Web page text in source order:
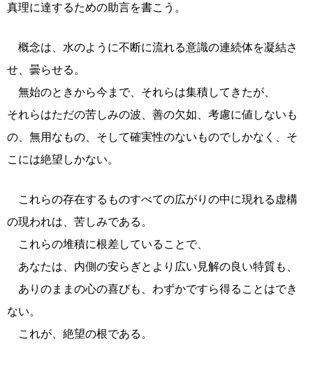
真理に達するための助言を書こう。
概念は、水のように不断に流れる意識の連続体を凝結さ
せ、曇らせる。
無始のときから今まで、それらは集積してきたが、
それらはただの苦しみの波、善の欠如、考慮に値しないも
の、無用なもの、そして確実性のないものでしかなく、そ
こには絶望しかない。
これらの存在するものすべての広がりの中に現れる虚構
の現われは、苦しみである。
これらの堆積に根差していることで、
あなたは、内側の安らぎとより広い見解の良い特質も、
ありのままの心の喜びも、わずかですら得ることはでき
ない。
これが、絶望の根である。